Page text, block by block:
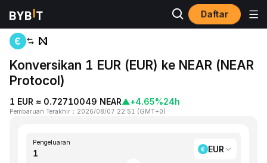
Daftar
Beranda
Konversikan 1 EUR (EUR) ke NEAR (NEAR
Protocol)
1 EUR ≈ 0.72710049 NEAR▲+4.65%24h
Pembaruan Terakhir ： 2026/08/07 22:51 (GMT+0)
Pengeluaran
EUR